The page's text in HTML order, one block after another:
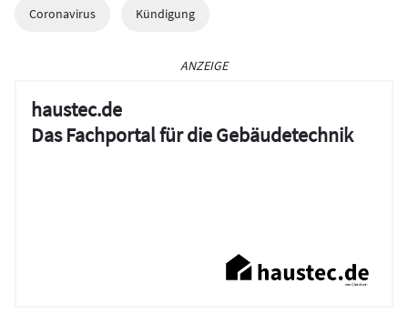
Coronavirus Kündigung
ANZEIGE
haustec.de
Das Fachportal für die Gebäudetechnik